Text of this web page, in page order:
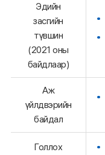
Эдийн
засгийн
түвшин
(2021 оны
байдлаар)
Аж
үйлдвэрийн
байдал
Голлох